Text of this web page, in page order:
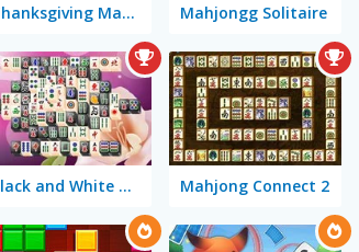
Thanksgiving Mahjong Mahjongg Solitaire
Black and White Mahjong Mahjong Connect 2